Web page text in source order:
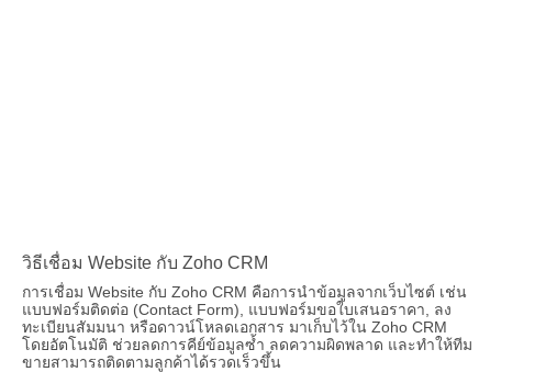
วิธีเชื่อม Website กับ Zoho CRM
การเชื่อม Website กับ Zoho CRM คือการนำข้อมูลจากเว็บไซต์ เช่น
แบบฟอร์มติดต่อ (Contact Form), แบบฟอร์มขอใบเสนอราคา, ลง
ทะเบียนสัมมนา หรือดาวน์โหลดเอกสาร มาเก็บไว้ใน Zoho CRM
โดยอัตโนมัติ ช่วยลดการคีย์ข้อมูลซ้ำ ลดความผิดพลาด และทำให้ทีม
ขายสามารถติดตามลูกค้าได้รวดเร็วขึ้น